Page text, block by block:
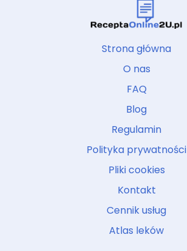
Strona główna
O nas
FAQ
Blog
Regulamin
Polityka prywatności
Pliki cookies
Kontakt
Cennik usług
Atlas leków